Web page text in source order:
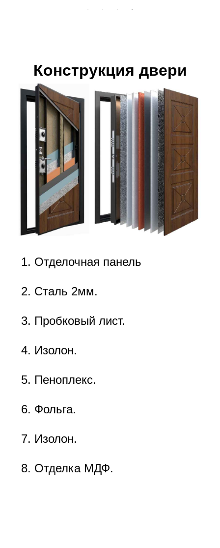
Конструкция двери
Отделочная панель
Сталь 2мм.
Пробковый лист.
Изолон.
Пеноплекс.
Фольга.
Изолон.
Отделка МДФ.